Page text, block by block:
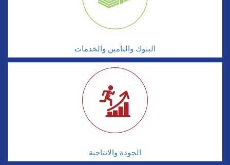
البنوك والتأمين والخدمات
الجودة والانتاجية